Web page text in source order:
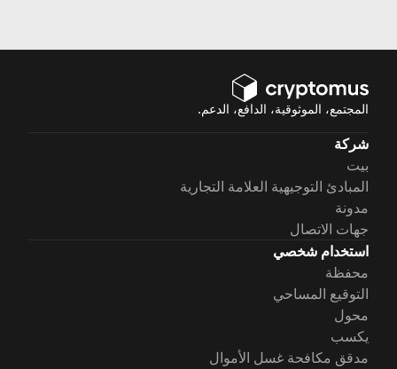
المجتمع، الموثوقية، الدافع، الدعم.
شركة
بيت
المبادئ التوجيهية العلامة التجارية
مدونة
جهات الاتصال
استخدام شخصي
محفظة
التوقيع المساحي
محول
يكسب
مدقق مكافحة غسل الأموال